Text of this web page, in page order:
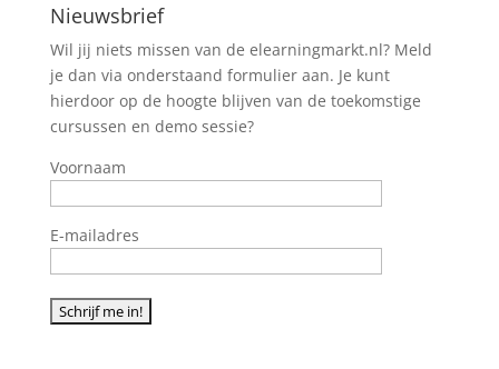
Nieuwsbrief
Wil jij niets missen van de elearningmarkt.nl? Meld
je dan via onderstaand formulier aan. Je kunt
hierdoor op de hoogte blijven van de toekomstige
cursussen en demo sessie?
Voornaam
E-mailadres